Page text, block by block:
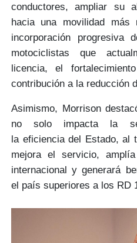
conductores, ampliar su
hacia una movilidad más
incorporación progresiva
motociclistas que
licencia, el
contribución a la reducción
Asimismo, Morrison
no solo impacta la
la eficiencia del Estado, al
mejora el servicio,
internacional y generará
el país superiores a los RD